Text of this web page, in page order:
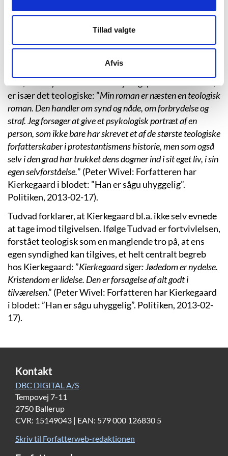
Tillad valgte
Afvis
sit forfatterskab og skriver det hele til: ”At Søren med
sine taler ligesom strakte sine arme efter hende, hvem
han kaldtesinlæser.” (”Forbandelsen”, s. 187). Endelig
er især det teologiske: ”Min roman er næsten en teologisk
roman. Den handler om synd og nåde, om forbrydelse og
straf. Jeg forsøger at give et psykologisk portræt af en
person, som ikke bare har skrevet et af de største teologiske
forfatterskaber i protestantismens historie, men som også
selv i den grad har trukket dens dogmer ind i sit eget liv, i sin
egen selvforståelse.” (Peter Wivel: Forfatteren har
Kierkegaard i blodet: ”Han er sågu uhyggelig”.
Politiken, 2013-02-17).
Tudvad forklarer, at Kierkegaard bl.a. ikke selv evnede
at tage imod tilgivelsen. Ifølge Tudvad er fortvivlelsen,
forstået teologisk som en manglende tro på, at ens
egen syndighed kan tilgives, et helt centralt begreb
hos Kierkegaard: ”Kierkegaard siger: Jødedom er nydelse.
Kristendom er lidelse. Den er forsagelse af alt godt i
tilværelsen.” (Peter Wivel: Forfatteren har Kierkegaard
i blodet: ”Han er sågu uhyggelig”. Politiken, 2013-02-
17).
Kontakt
DBC DIGITAL A/S
Tempovej 7-11
2750 Ballerup
CVR: 15149043 | EAN: 579 000 126830 5
Skriv til Forfatterweb-redaktionen